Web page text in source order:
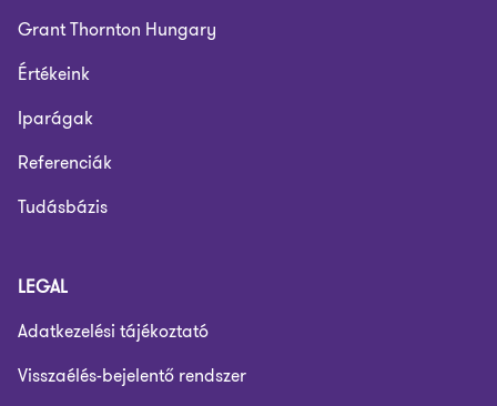
Grant Thornton Hungary
Értékeink
Iparágak
Referenciák
Tudásbázis
LEGAL
Adatkezelési tájékoztató
Visszaélés-bejelentő rendszer